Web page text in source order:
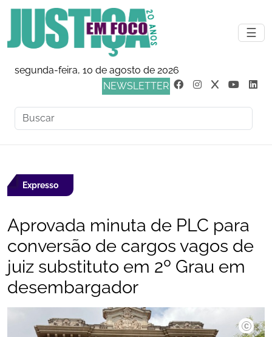
☰
segunda-feira, 10 de agosto de 2026
NEWSLETTER
Expresso
Aprovada minuta de PLC para
conversão de cargos vagos de
juiz substituto em 2º Grau em
desembargador
©TJSP.|